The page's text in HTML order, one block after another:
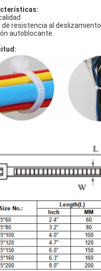
de resistencia al deslizamiento
autoblocante